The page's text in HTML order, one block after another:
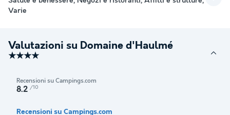
Varie
Valutazioni su Domaine d'Haulmé
★★★★
Recensioni su Campings.com
8.2 /10
Recensioni su Campings.com